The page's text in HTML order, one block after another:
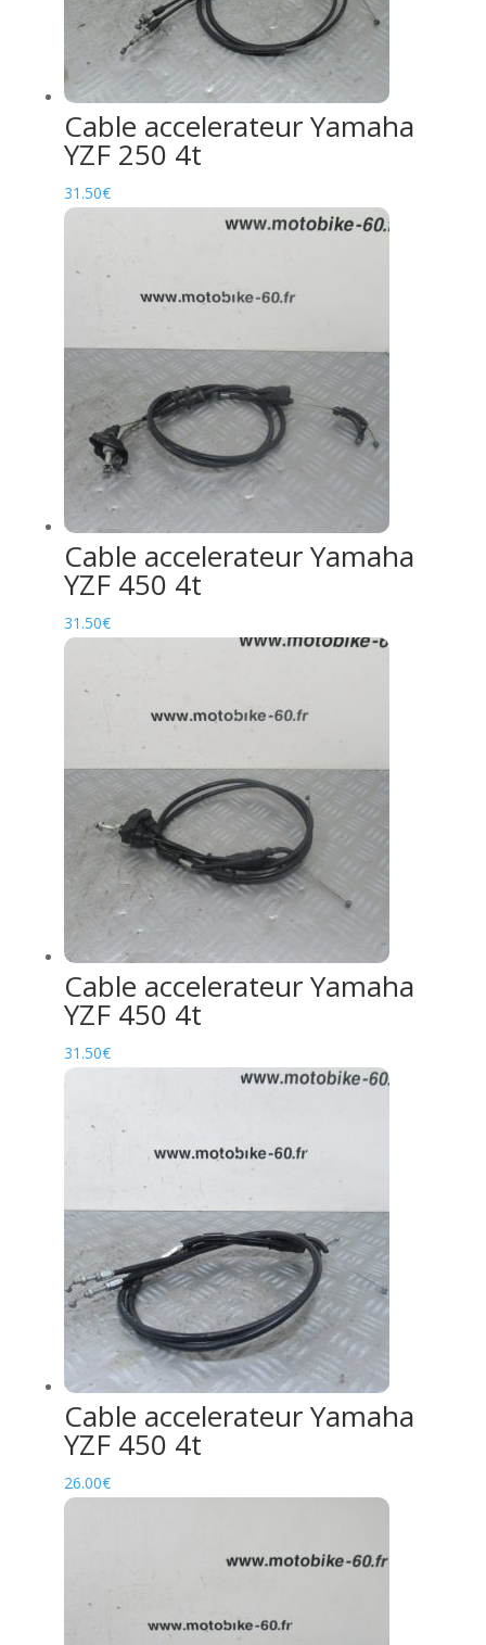
Cable accelerateur Yamaha
YZF 250 4t
31.50€
Cable accelerateur Yamaha
YZF 450 4t
31.50€
Cable accelerateur Yamaha
YZF 450 4t
31.50€
Cable accelerateur Yamaha
YZF 450 4t
26.00€